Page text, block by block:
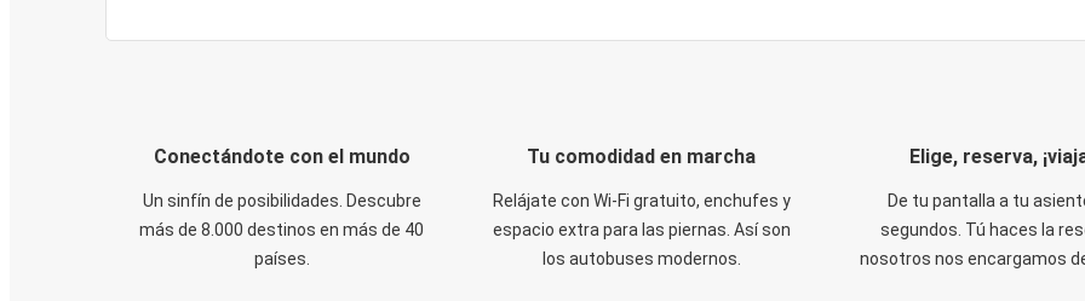
Conectándote con el mundo
Un sinfín de posibilidades. Descubre
más de 8.000 destinos en más de 40
países.
Tu comodidad en marcha
Relájate con Wi-Fi gratuito, enchufes y
espacio extra para las piernas. Así son
los autobuses modernos.
Elige, reserva,
De tu pantalla a tu
segundos. Tú haces la
nosotros nos encargamos